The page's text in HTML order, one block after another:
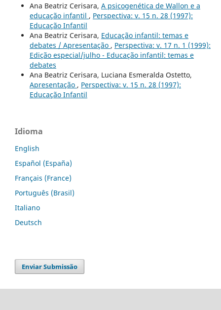
Ana Beatriz Cerisara, A psicogenética de Wallon e a
educação infantil , Perspectiva: v. 15 n. 28 (1997):
Educação Infantil
Ana Beatriz Cerisara, Educação infantil: temas e
debates / Apresentação , Perspectiva: v. 17 n. 1 (1999):
Edição especial/julho - Educação infantil: temas e
debates
Ana Beatriz Cerisara, Luciana Esmeralda Ostetto,
Apresentação , Perspectiva: v. 15 n. 28 (1997):
Educação Infantil
Idioma
English
Español (España)
Français (France)
Português (Brasil)
Italiano
Deutsch
Enviar Submissão